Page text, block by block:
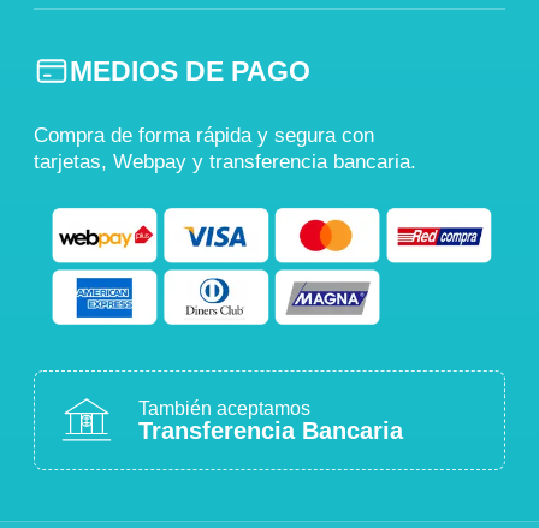
MEDIOS DE PAGO
Compra de forma rápida y segura con
tarjetas, Webpay y transferencia bancaria.
También aceptamos
Transferencia Bancaria